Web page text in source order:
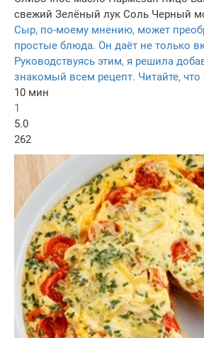
свежий Зелёный лук Соль Черный
Сыр, по-моему мнению, может
простые блюда. Он даёт не только
Руководствуясь этим, я решила
знакомый всем рецепт. Читайте, что
10 мин
1
5.0
262